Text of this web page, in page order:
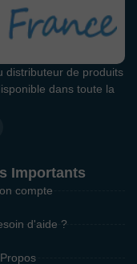
distributeur de produits
dans toute la
Importants
compte
d'aide ?